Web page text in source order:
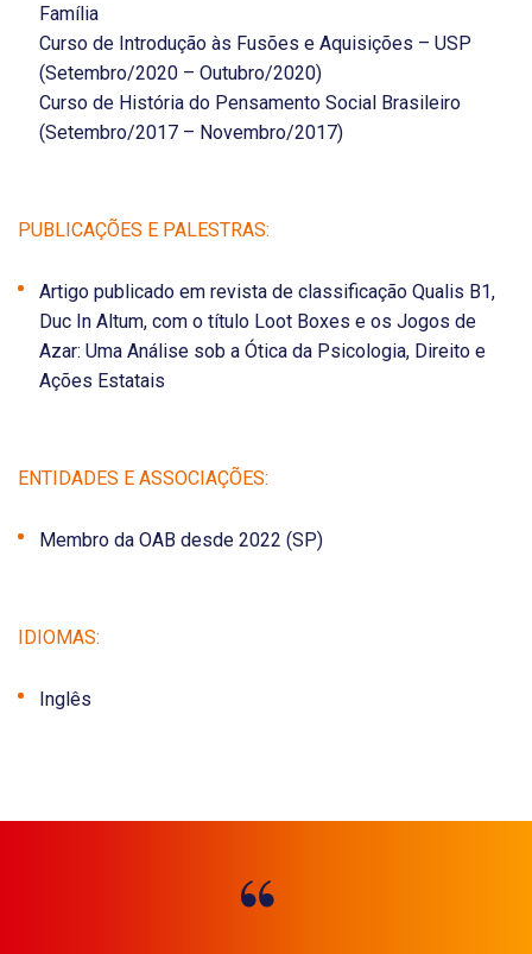
Família
Curso de Introdução às Fusões e Aquisições – USP
(Setembro/2020 – Outubro/2020)
Curso de História do Pensamento Social Brasileiro
(Setembro/2017 – Novembro/2017)
PUBLICAÇÕES E PALESTRAS:
Artigo publicado em revista de classificação Qualis B1,
Duc In Altum, com o título Loot Boxes e os Jogos de
Azar: Uma Análise sob a Ótica da Psicologia, Direito e
Ações Estatais
ENTIDADES E ASSOCIAÇÕES:
Membro da OAB desde 2022 (SP)
IDIOMAS:
Inglês